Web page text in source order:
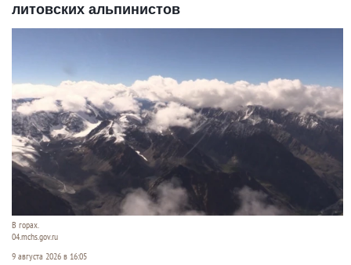
литовских альпинистов
В горах.
04.mchs.gov.ru
9 августа 2026 в 16:05